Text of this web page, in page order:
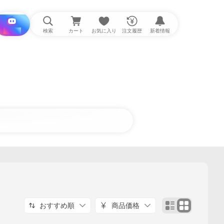
i と探す 検索 カート お気に入り 注文履歴 新着情報
おすすめ順 商品価格